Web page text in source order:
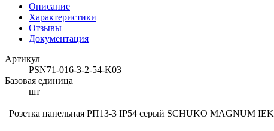
Описание
Характеристики
Отзывы
Документация
Артикул
PSN71-016-3-2-54-K03
Базовая единица
шт
Розетка панельная РП13-3 IP54 серый SCHUKO MAGNUM IEK